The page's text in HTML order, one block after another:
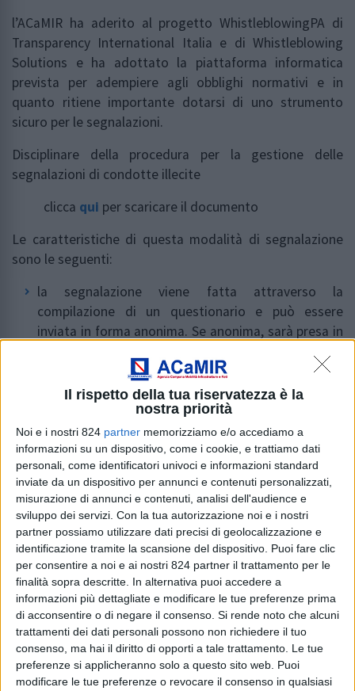
Il rispetto della tua riservatezza è la
nostra priorità
Noi e i nostri 824 partner memorizziamo e/o accediamo a
informazioni su un dispositivo, come i cookie, e trattiamo dati
personali, come identificatori univoci e informazioni standard
inviate da un dispositivo per annunci e contenuti personalizzati,
misurazione di annunci e contenuti, analisi dell'audience e
sviluppo dei servizi. Con la tua autorizzazione noi e i nostri
partner possiamo utilizzare dati precisi di geolocalizzazione e
identificazione tramite la scansione del dispositivo. Puoi fare clic
per consentire a noi e ai nostri 824 partner il trattamento per le
finalità sopra descritte. In alternativa puoi accedere a
informazioni più dettagliate e modificare le tue preferenze prima
di acconsentire o di negare il consenso. Si rende noto che alcuni
trattamenti dei dati personali possono non richiedere il tuo
consenso, ma hai il diritto di opporti a tale trattamento. Le tue
preferenze si applicheranno solo a questo sito web. Puoi
modificare le tue preferenze o revocare il consenso in qualsiasi
l’ACaMIR ha aderito al progetto WhistleblowingPA di
Transparency International Italia e di Whistleblowing
Solutions e ha adottato la piattaforma informatica
prevista per adempiere agli obblighi normativi e in
quanto ritiene importante dotarsi di uno strumento
sicuro per le segnalazioni.
Disciplinare della procedura per la gestione delle
segnalazioni di condotte illecite
clicca qui per scaricare il documento
Le caratteristiche di questa modalità di segnalazione
sono le seguenti:
la segnalazione viene fatta attraverso la
compilazione di un questionario e può essere
inviata in forma anonima. Se anonima, sarà presa in
la segnalazione viene ricevuta dal Responsabile per
la Prevenzione della Corruzione (RPC) e da lui
confronti del segnalante;
nel momento dell’invio della segnalazione, il
segnalante riceve un codice numerico di 16 cifre che
deve conservare per poter accedere nuovamente
alla segnalazione, verificare la risposta dell’RPC e
dialogare rispondendo a richieste di chiarimenti o
approfondimenti;
la segnalazione può essere fatta da qualsiasi
dispositivo digitale (pc, tablet, smartphone) sia
dall’interno dell’ente che dal suo esterno. La tutela
dell’anonimato è garantita in ogni circostanza.